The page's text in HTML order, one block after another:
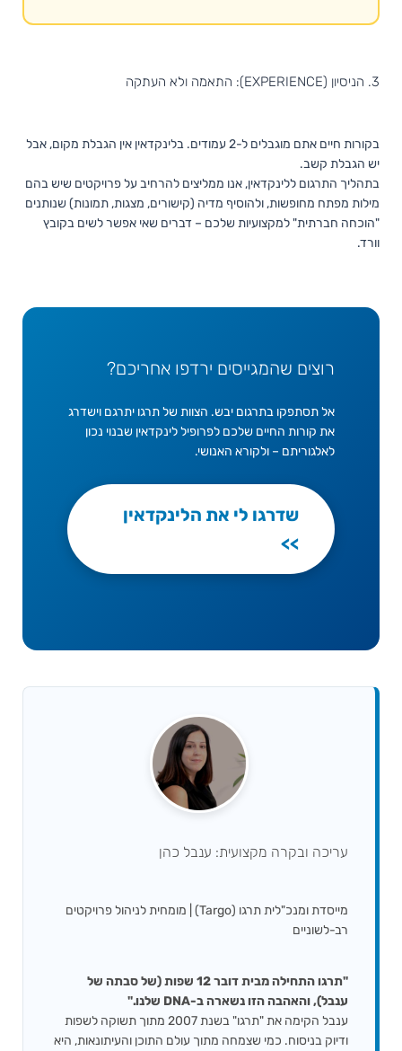
3. הניסיון (EXPERIENCE): התאמה ולא העתקה
בקורות חיים אתם מוגבלים ל-2 עמודים. בלינקדאין אין הגבלת מקום, אבל
יש הגבלת קשב.
בתהליך התרגום ללינקדאין, אנו ממליצים להרחיב על פרויקטים שיש בהם
מילות מפתח מחופשות, ולהוסיף מדיה (קישורים, מצגות, תמונות) שנותנים
"הוכחה חברתית" למקצועיות שלכם – דברים שאי אפשר לשים בקובץ
וורד.
רוצים שהמגייסים ירדפו אחריכם?
אל תסתפקו בתרגום יבש. הצוות של תרגו יתרגם וישדרג
את קורות החיים שלכם לפרופיל לינקדאין שבנוי נכון
לאלגוריתם – ולקורא האנושי.
שדרגו לי את הלינקדאין
>>
עריכה ובקרה מקצועית: ענבל כהן
מייסדת ומנכ"לית תרגו (Targo) | מומחית לניהול פרויקטים
רב-לשוניים
"תרגו התחילה מבית דובר 12 שפות (של סבתה של
ענבל), והאהבה הזו נשארה ב-DNA שלנו."
ענבל הקימה את "תרגו" בשנת 2007 מתוך תשוקה לשפות
ודיוק בניסוח. כמי שצמחה מתוך עולם התוכן והעיתונאות, היא